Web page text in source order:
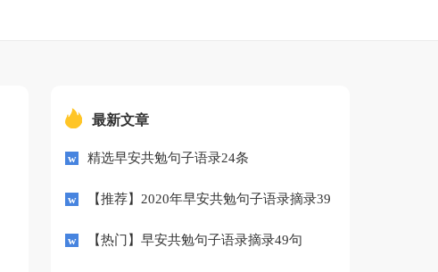
最新文章
精选早安共勉句子语录24条
【推荐】2020年早安共勉句子语录摘录39
条 【热门】早安共勉句子语录摘录49句